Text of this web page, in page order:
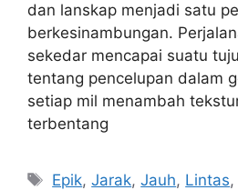
dan lanskap menjadi satu
berkesinambungan.
sekedar mencapai suatu
tentang pencelupan dalam
setiap mil menambah
terbentang
Tags
Epik,Jarak,Jauh, Lintas,